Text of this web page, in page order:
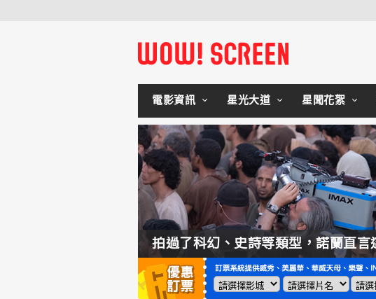
電影資訊 星光大道 星聞花絮
拍過了科幻、史詩等類型，諾蘭直言